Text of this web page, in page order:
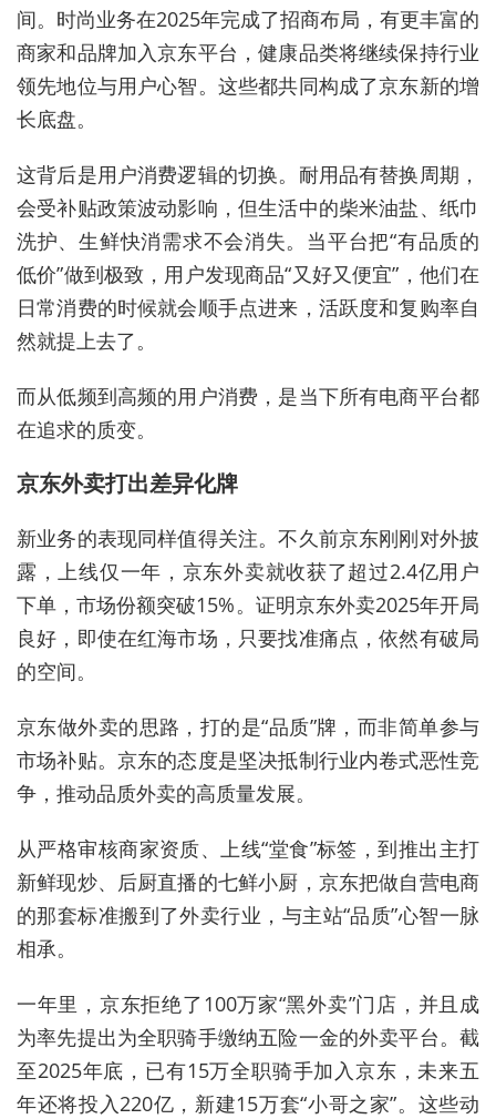
间。时尚业务在2025年完成了招商布局，有更丰富的
商家和品牌加入京东平台，健康品类将继续保持行业
领先地位与用户心智。 这些都共同构成了京东新的增
长底盘。
这背后是用户消费逻辑的切换。耐用品有替换周期，
会受补贴政策波动影响 ，但生活中的柴米油盐、纸巾
洗护、生鲜快消需求不会消失。当平台把“有品质的
低价”做到极致，用户发现商品“又好又便宜” ，他们在
日常消费的时候就会顺手点进来，活跃度和复购率自
然就提上去了。
而从低频到高频的用户消费， 是当下所有电商平台都
在追求的质变。
京东外卖打出差异化牌
新业务的表现同样值得关注。不久前京东刚刚对外披
露，上线仅一年，京东外卖就收获了超过2.4亿用户
下单，市场份额突破15%。证明京东外卖2025年开局
良好，即使在红海市场，只要找准痛点，依然有破局
的空间。
京东做外卖的思路，打的是“品质”牌 ，而非简单参与
市场补贴。京东的态度是坚决抵制行业内卷式恶性竞
争 ，推动品质外卖的高质量发展。
从严格审核商家资质、上线“堂食”标签，到推出主打
新鲜现炒、后厨直播的七鲜小厨，京东把做自营电商
的那套标准搬到了外卖行业 ， 与主站“品质”心智一脉
相承。
一年里 ， 京东拒绝了100万家“黑外卖”门店， 并且成
为率先提出为全职骑手缴纳五险一金的外卖平台。截
至2025年底，已有15万全职骑手加入京东，未来五
年还将投入220亿，新建15万套“小哥之家”。 这些动